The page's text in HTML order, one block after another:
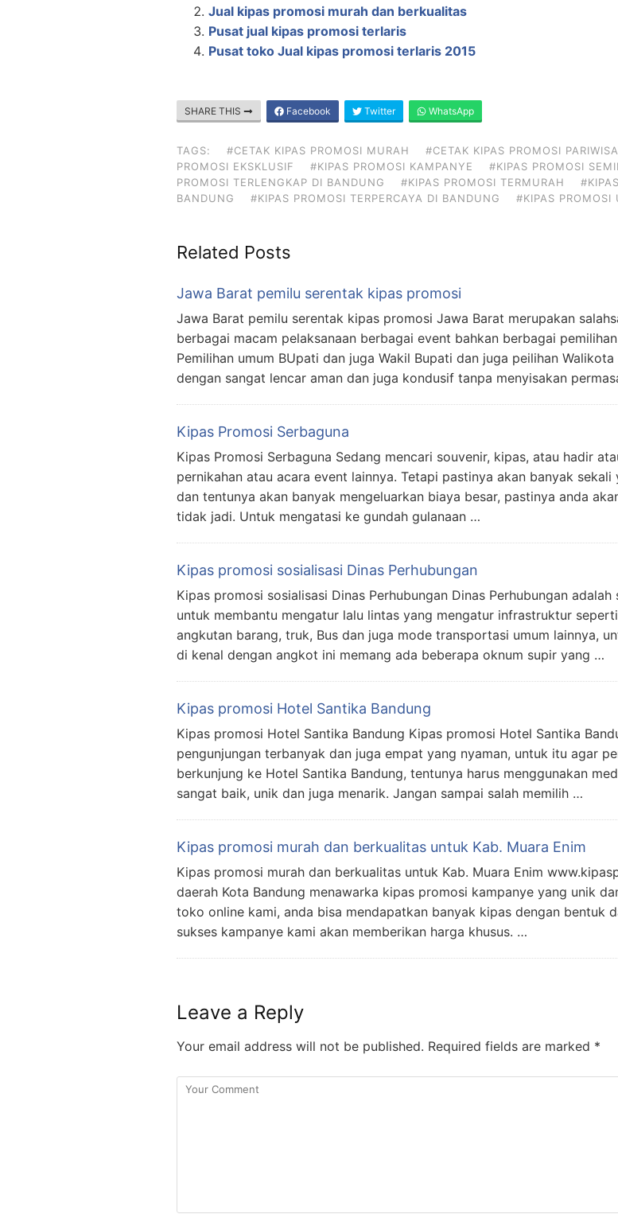
Jual kipas promosi murah dan berkualitas
Pusat jual kipas promosi terlaris
Pusat toko Jual kipas promosi terlaris 2015
SHARE THIS Facebook Twitter WhatsApp
TAGS: #CETAK KIPAS PROMOSI MURAH #CETAK KIPAS PROMOSI
PROMOSI EKSKLUSIF
#KIPAS PROMOSI KAMPANYE #KIPAS PROMOSI
PROMOSI TERLENGKAP DI BANDUNG
#KIPAS PROMOSI TERMURAH
BANDUNG
#KIPAS PROMOSI TERPERCAYA DI BANDUNG #KIPAS PROMOSI
Related Posts
Jawa Barat pemilu serentak kipas promosi
Jawa Barat pemilu serentak kipas promosi Jawa Barat merupakan
berbagai macam pelaksanaan berbagai event bahkan berbagai
Pemilihan umum BUpati dan juga Wakil Bupati dan juga peilihan
dengan sangat lencar aman dan juga kondusif tanpa menyisakan
Kipas Promosi Serbaguna
Kipas Promosi Serbaguna Sedang mencari souvenir, kipas, atau hadir
pernikahan atau acara event lainnya. Tetapi pastinya akan banyak
dan tentunya akan banyak mengeluarkan biaya besar, pastinya anda
tidak jadi. Untuk mengatasi ke gundah gulanaan …
Kipas promosi sosialisasi Dinas Perhubungan
Kipas promosi sosialisasi Dinas Perhubungan Dinas Perhubungan
untuk membantu mengatur lalu lintas yang mengatur infrastruktur
angkutan barang, truk, Bus dan juga mode transportasi umum lainnya,
di kenal dengan angkot ini memang ada beberapa oknum supir yang …
Kipas promosi Hotel Santika Bandung
Kipas promosi Hotel Santika Bandung Kipas promosi Hotel Santika
pengunjungan terbanyak dan juga empat yang nyaman, untuk itu agar
berkunjung ke Hotel Santika Bandung, tentunya harus menggunakan
sangat baik, unik dan juga menarik. Jangan sampai salah memilih …
Kipas promosi murah dan berkualitas untuk Kab. Muara Enim
Kipas promosi murah dan berkualitas untuk Kab. Muara Enim
daerah Kota Bandung menawarka kipas promosi kampanye yang unik
toko online kami, anda bisa mendapatkan banyak kipas dengan bentuk
sukses kampanye kami akan memberikan harga khusus. …
Leave a Reply
Your email address will not be published. Required fields are marked *